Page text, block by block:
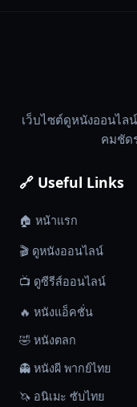
ลึกลับ,เว็บไซต์ดูหนังออนไล
คมชัด
🔗 Useful Links
🏠 หน้าแรก
🎬 ดูหนังออนไลน์
📺 ดูซีรีส์ออนไลน์
🔥 หนังแอ็คชั่น
🤣 หนังตลก
👻 หนังผี พากย์ไทย
🦄 อนิเมะ ซับไทย